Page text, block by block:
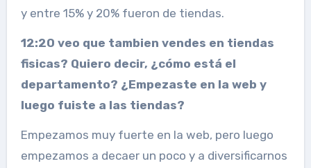
y entre 15% y 20% fueron de tiendas.
12:20 veo que tambien vendes en tiendas
fisicas? Quiero decir, ¿cómo está el
departamento? ¿Empezaste en la web y
luego fuiste a las tiendas?
Empezamos muy fuerte en la web, pero luego
empezamos a decaer un poco y a diversificarnos